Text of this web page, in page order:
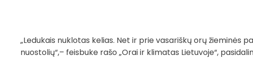
„Ledukais nuklotas kelias. Net ir prie vasariškų orų žieminės
nuostolių“,– feisbuke rašo „Orai ir klimatas Lietuvoje“,